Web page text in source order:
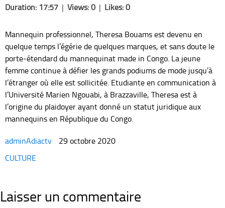
Duration: 17:57 | Views: 0 | Likes: 0
Mannequin professionnel, Theresa Bouams est devenu en
quelque temps l’égérie de quelques marques, et sans doute le
porte-étendard du mannequinat made in Congo. La jeune
femme continue à défier les grands podiums de mode jusqu’à
l’étranger où elle est sollicitée. Etudiante en communication à
l’Université Marien Ngouabi, à Brazzaville, Theresa est à
l’origine du plaidoyer ayant donné un statut juridique aux
mannequins en République du Congo.
adminAdiactv
29 octobre 2020
Categories
CULTURE
Laisser un commentaire